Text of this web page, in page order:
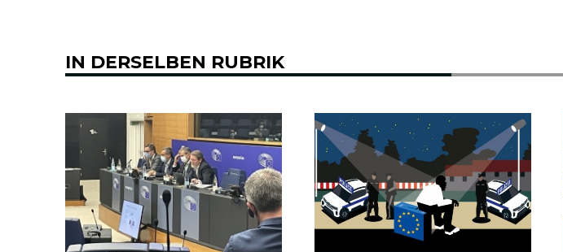
IN DERSELBEN RUBRIK